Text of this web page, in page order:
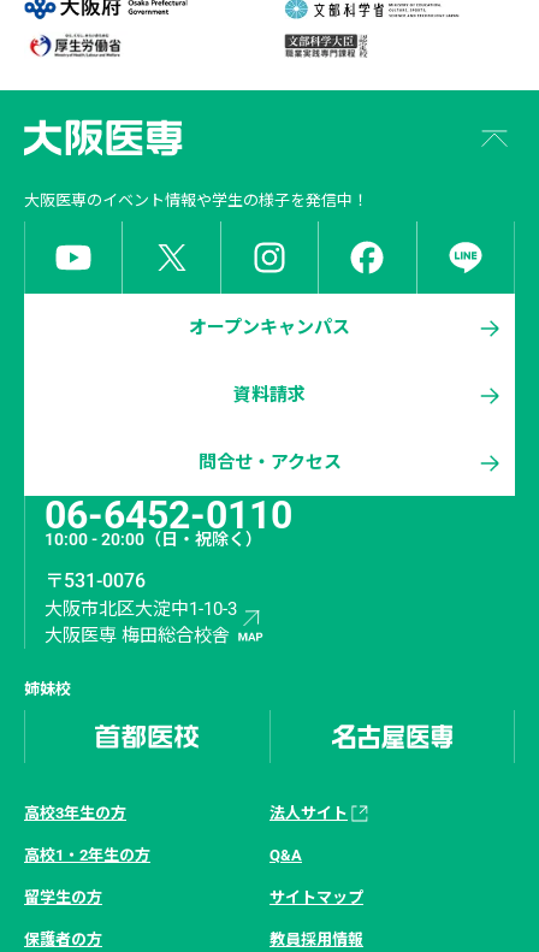
大阪医専のイベント情報や学生の様子を発信中！
オープンキャンパス
資料請求
問合せ・アクセス
06-6452-0110
10:00 - 20:00 （日・祝除く）
〒531-0076
大阪市北区大淀中1-10-3
大阪医専 梅田総合校舎
姉妹校
高校3年生の方
高校1・2年生の方
留学生の方
保護者の方
法人サイト
Q&A
サイトマップ
教員採用情報